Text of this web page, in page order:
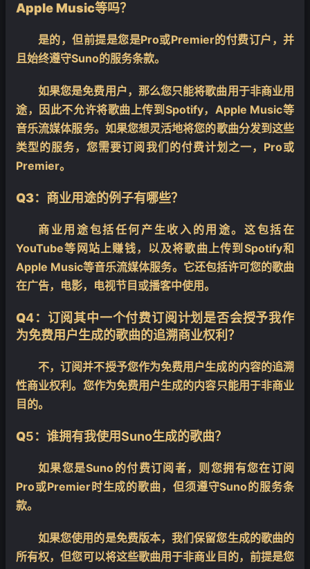
Apple Music等吗？
是的，但前提是您是Pro或Premier的付费订户，并
且始终遵守Suno的服务条款。
如果您是免费用户，那么您只能将歌曲用于非商业用
途，因此不允许将歌曲上传到Spotify，Apple Music等
音乐流媒体服务。如果您想灵活地将您的歌曲分发到这些
类型的服务，您需要订阅我们的付费计划之一，Pro或
Premier。
Q3：商业用途的例子有哪些？
商业用途包括任何产生收入的用途。这包括在
YouTube等网站上赚钱，以及将歌曲上传到Spotify和
Apple Music等音乐流媒体服务。它还包括许可您的歌曲
在广告，电影，电视节目或播客中使用。
Q4：订阅其中一个付费订阅计划是否会授予我作
为免费用户生成的歌曲的追溯商业权利？
不，订阅并不授予您作为免费用户生成的内容的追溯
性商业权利。您作为免费用户生成的内容只能用于非商业
目的。
Q5：谁拥有我使用Suno生成的歌曲？
如果您是Suno的付费订阅者，则您拥有您在订阅
Pro或Premier时生成的歌曲，但须遵守Suno的服务条
款。
如果您使用的是免费版本，我们保留您生成的歌曲的
所有权，但您可以将这些歌曲用于非商业目的，前提是您